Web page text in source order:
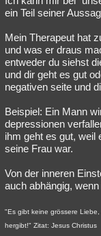
ein Teil seiner
Mein Therapeut hat
und was er draus
entweder du siehst
und dir geht es gut
negativen seite und
Beispiel: Ein Mann
depressionen
ihm geht es gut, weil
seine Frau war.
Von der inneren
auch abhängig,
"Es gibt keine grössere
hergibt!" Zitat: Jesus Christus